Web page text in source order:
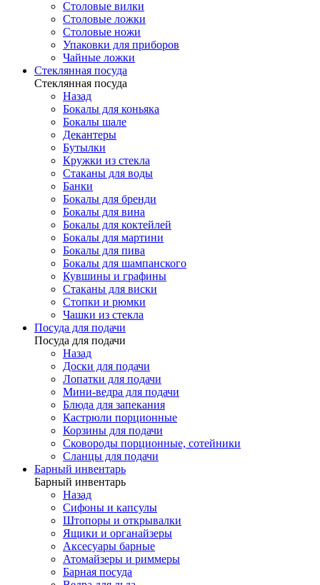
Столовые вилки
Столовые ложки
Столовые ножи
Упаковки для приборов
Чайные ложки
Стеклянная посуда
Стеклянная посуда
Назад
Бокалы для коньяка
Бокалы шале
Декантеры
Бутылки
Кружки из стекла
Стаканы для воды
Банки
Бокалы для бренди
Бокалы для вина
Бокалы для коктейлей
Бокалы для мартини
Бокалы для пива
Бокалы для шампанского
Кувшины и графины
Стаканы для виски
Стопки и рюмки
Чашки из стекла
Посуда для подачи
Посуда для подачи
Назад
Доски для подачи
Лопатки для подачи
Мини-ведра для подачи
Блюда для запекания
Кастрюли порционные
Корзины для подачи
Сковороды порционные, сотейники
Сланцы для подачи
Барный инвентарь
Барный инвентарь
Назад
Сифоны и капсулы
Штопоры и открывалки
Ящики и органайзеры
Аксесуары барные
Атомайзеры и риммеры
Барная посуда